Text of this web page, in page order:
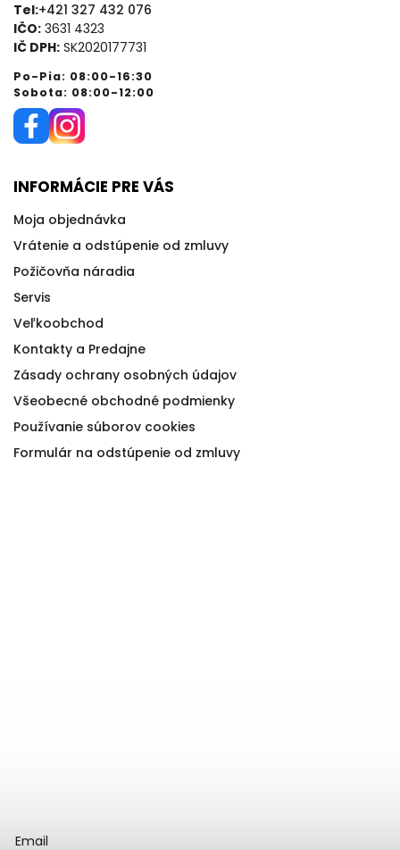
Tel:+421 327 432 076
IČO: 3631 4323
IČ DPH: SK2020177731
Po-Pia: 08:00-16:30
Sobota: 08:00-12:00
INFORMÁCIE PRE VÁS
Moja objednávka
Vrátenie a odstúpenie od zmluvy
Požičovňa náradia
Servis
Veľkoobchod
Kontakty a Predajne
Zásady ochrany osobných údajov
Všeobecné obchodné podmienky
Používanie súborov cookies
Formulár na odstúpenie od zmluvy
Email